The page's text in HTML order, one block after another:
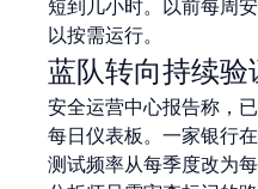
短到几小时。以前每周
以按需运行。
蓝队转向持续验
安全运营中心报告称，
每日仪表板。一家银行
测试频率从每季度改为每